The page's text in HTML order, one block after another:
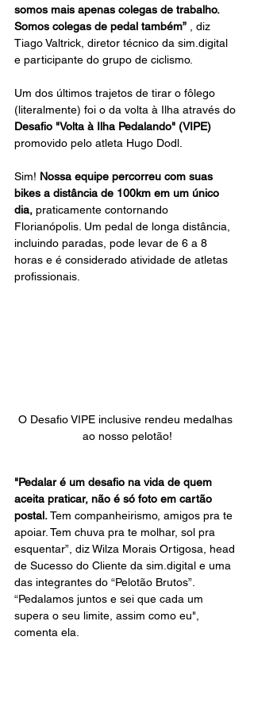
somos mais apenas colegas de trabalho.
Somos colegas de pedal também” , diz
Tiago Valtrick, diretor técnico da sim.digital
e participante do grupo de ciclismo.
Um dos últimos trajetos de tirar o fôlego
(literalmente) foi o da volta à Ilha através do
Desafio "Volta à Ilha Pedalando" (VIPE)
promovido pelo atleta Hugo Dodl.
Sim! Nossa equipe percorreu com suas
bikes a distância de 100km em um único
dia, praticamente contornando
Florianópolis. Um pedal de longa distância,
incluindo paradas, pode levar de 6 a 8
horas e é considerado atividade de atletas
profissionais.
O Desafio VIPE inclusive rendeu medalhas
ao nosso pelotão!
"Pedalar é um desafio na vida de quem
aceita praticar, não é só foto em cartão
postal. Tem companheirismo, amigos pra te
apoiar. Tem chuva pra te molhar, sol pra
esquentar”, diz Wilza Morais Ortigosa, head
de Sucesso do Cliente da sim.digital e uma
das integrantes do “Pelotão Brutos”.
“Pedalamos juntos e sei que cada um
supera o seu limite, assim como eu",
comenta ela.